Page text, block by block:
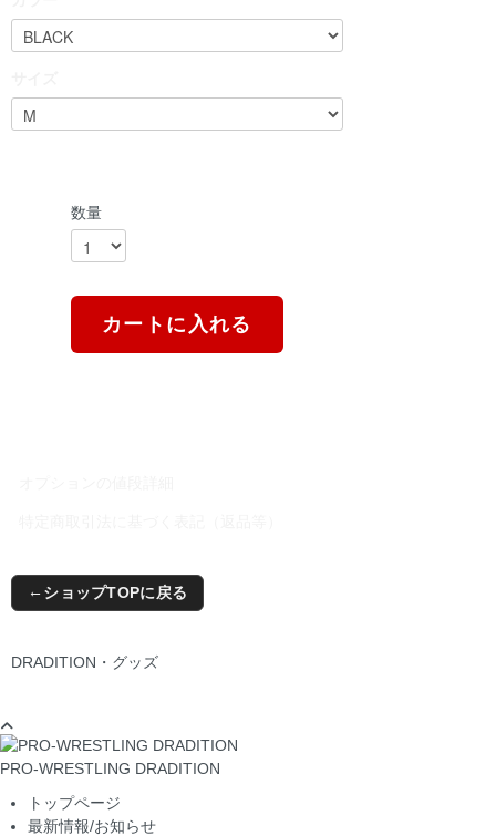
ショップTOPに戻る
DRADITION・グッズ
数量
カートに入れる
PRO-WRESTLING DRADITION
トップページ
最新情報/お知らせ